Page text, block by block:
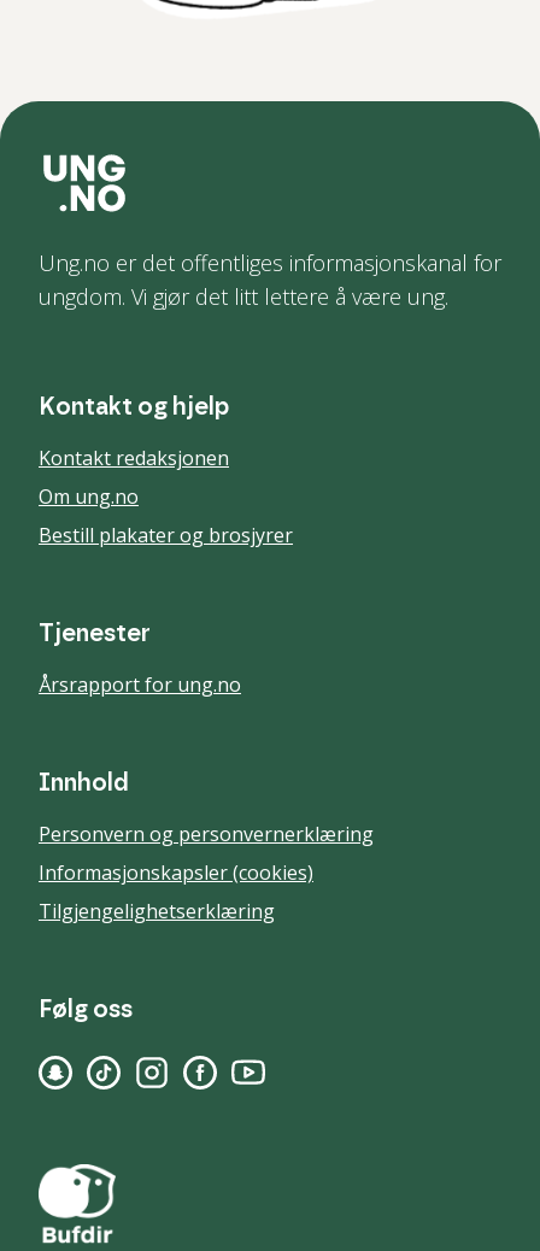
Ung.no er det offentliges informasjonskanal for
ungdom. Vi gjør det litt lettere å være ung.
Kontakt og hjelp
Kontakt redaksjonen
Om ung.no
Bestill plakater og brosjyrer
Tjenester
Årsrapport for ung.no
Innhold
Personvern og personvernerklæring
Informasjonskapsler (cookies)
Tilgjengelighetserklæring
Følg oss